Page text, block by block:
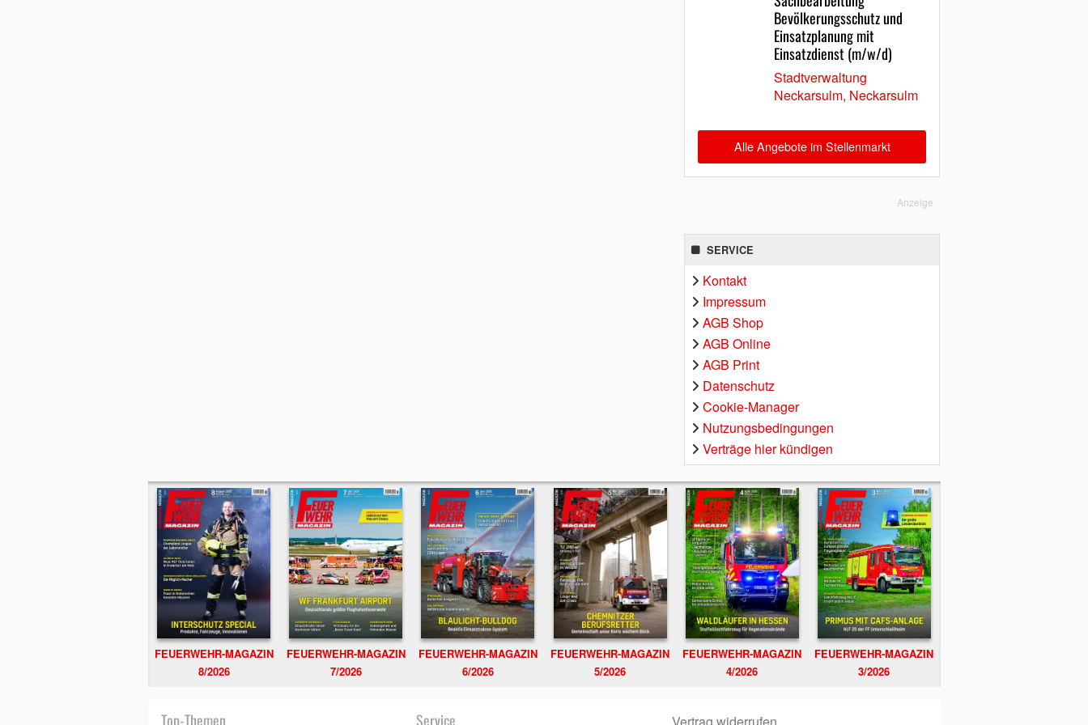
Bevölkerungsschutz und
Einsatzplanung mit
Einsatzdienst (m/w/d)
Stadtverwaltung
Neckarsulm, Neckarsulm
Alle Angebote im Stellenmarkt
Anzeige
SERVICE
Kontakt
Impressum
AGB Shop
AGB Online
AGB Print
Datenschutz
Cookie-Manager
Nutzungsbedingungen
Verträge hier kündigen
FEUERWEHR-MAGAZIN
8/2026
FEUERWEHR-MAGAZIN
7/2026
FEUERWEHR-MAGAZIN
6/2026
FEUERWEHR-MAGAZIN
5/2026
FEUERWEHR-MAGAZIN
4/2026
FEUERWEHR-MAGAZIN
3/2026
Top-Themen Service